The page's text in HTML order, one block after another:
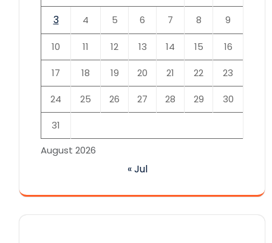
August 2026
3 4 5 6 7 8 9
10 11 12 13 14 15 16
17 18 19 20 21 22 23
24 25 26 27 28 29 30
31
« Jul